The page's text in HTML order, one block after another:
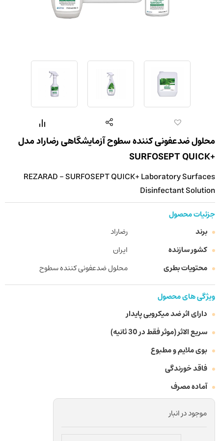
محلول ضدعفونی کننده سطوح آزمایشگاهی رضاراد مدل
+SURFOSEPT QUICK
REZARAD - SURFOSEPT QUICK+ Laboratory Surfaces
Disinfectant Solution
جزئیات محصول
برند
رضاراد
کشور سازنده
ایران
محتویات بطری
محلول ضدعفونی کننده سطوح
ویژگی های محصول
دارای اثر ضد میکروبی پایدار
سریع الاثر (موثر فقط در 30 ثانیه)
بوی ملایم و مطبوع
فاقد خورندگی
آماده مصرف
موجود در انبار